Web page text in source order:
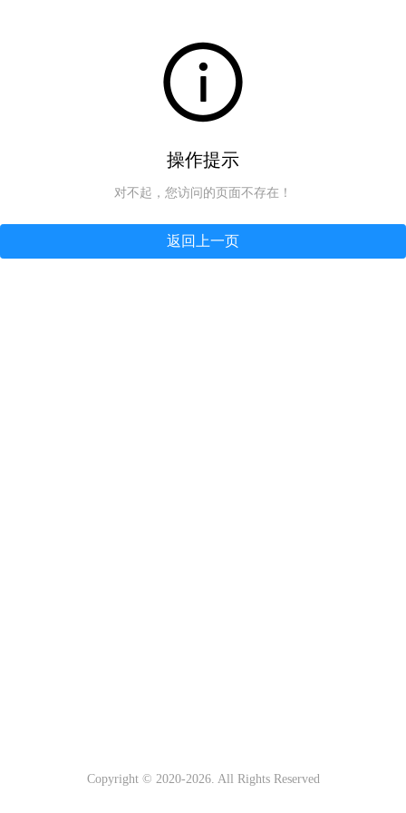
操作提示
对不起，您访问的页面不存在！
返回上一页
Copyright © 2020-2026. All Rights Reserved